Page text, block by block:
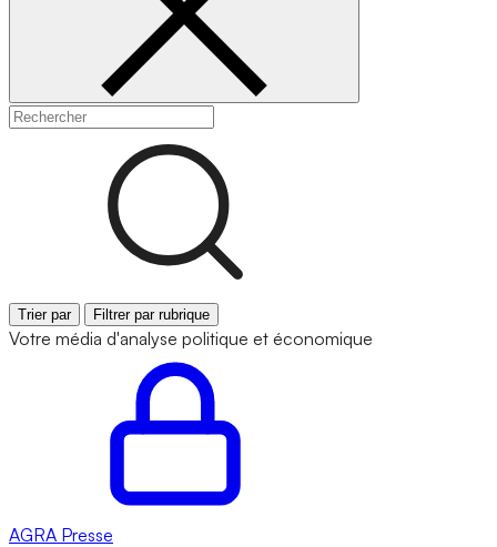
Trier par Filtrer par rubrique
Votre média d'analyse politique et économique
AGRA Presse